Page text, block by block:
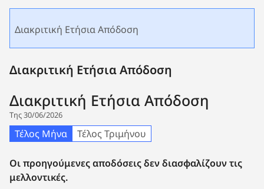
Διακριτική Ετήσια Απόδοση
Διακριτική Ετήσια Απόδοση
Διακριτική Ετήσια Απόδοση
Της 30/06/2026
Τέλος Μήνα Τέλος Τριμήνου
Οι προηγούμενες αποδόσεις δεν διασφαλίζουν τις
μελλοντικές.